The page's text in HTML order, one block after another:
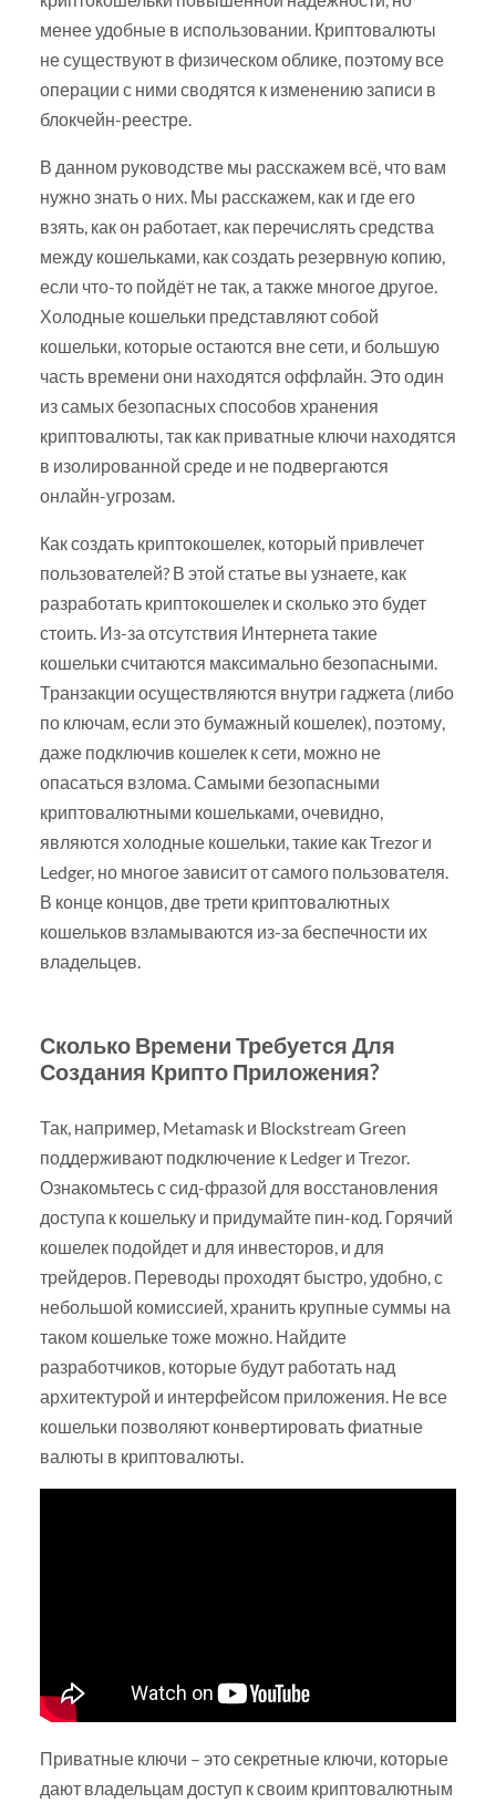
менее удобные в использовании. Криптовалюты
не существуют в физическом облике, поэтому все
операции с ними сводятся к изменению записи в
блокчейн-реестре.
В данном руководстве мы расскажем всё, что вам
нужно знать о них. Мы расскажем, как и где его
взять, как он работает, как перечислять средства
между кошельками, как создать резервную копию,
если что-то пойдёт не так, а также многое другое.
Холодные кошельки представляют собой
кошельки, которые остаются вне сети, и большую
часть времени они находятся оффлайн. Это один
из самых безопасных способов хранения
криптовалюты, так как приватные ключи находятся
в изолированной среде и не подвергаются
онлайн-угрозам.
Как создать криптокошелек, который привлечет
пользователей? В этой статье вы узнаете, как
разработать криптокошелек и сколько это будет
стоить. Из-за отсутствия Интернета такие
кошельки считаются максимально безопасными.
Транзакции осуществляются внутри гаджета (либо
по ключам, если это бумажный кошелек), поэтому,
даже подключив кошелек к сети, можно не
опасаться взлома. Самыми безопасными
криптовалютными кошельками, очевидно,
являются холодные кошельки, такие как Trezor и
Ledger, но многое зависит от самого пользователя.
В конце концов, две трети криптовалютных
кошельков взламываются из-за беспечности их
владельцев.
Сколько Времени Требуется Для
Создания Крипто Приложения?
Так, например, Metamask и Blockstream Green
поддерживают подключение к Ledger и Trezor.
Ознакомьтесь с сид-фразой для восстановления
доступа к кошельку и придумайте пин-код. Горячий
кошелек подойдет и для инвесторов, и для
трейдеров. Переводы проходят быстро, удобно, с
небольшой комиссией, хранить крупные суммы на
таком кошельке тоже можно. Найдите
разработчиков, которые будут работать над
архитектурой и интерфейсом приложения. Не все
кошельки позволяют конвертировать фиатные
валюты в криптовалюты.
Приватные ключи – это секретные ключи, которые
дают владельцам доступ к своим криптовалютным